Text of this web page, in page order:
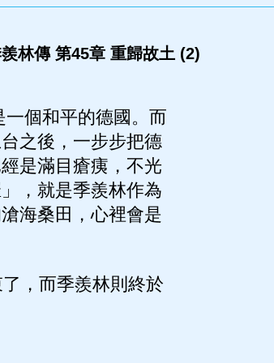
林傳 第45章 重歸故土 (2)
個和平的德國。而
之後，一步步把德
是滿目瘡痍，不光
，就是季羨林作為
海桑田，心裡會是
，而季羨林則終於